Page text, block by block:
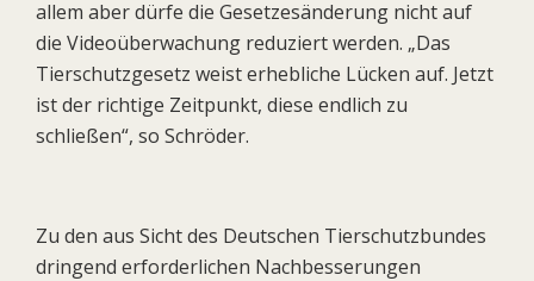
allem aber dürfe die Gesetzesänderung nicht auf
die Videoüberwachung reduziert werden. „Das
Tierschutzgesetz weist erhebliche Lücken auf. Jetzt
ist der richtige Zeitpunkt, diese endlich zu
schließen“, so Schröder.
Zu den aus Sicht des Deutschen Tierschutzbundes
dringend erforderlichen Nachbesserungen